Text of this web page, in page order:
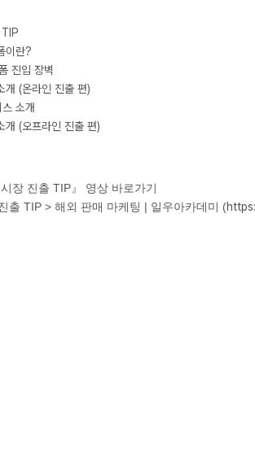
이란?
진입 장벽
(온라인 진출 편)
소개
(오프라인 진출 편)
장 진출 TIP』 영상 바로가기
출 TIP > 해외 판매 마케팅 | 일우아카데미 (